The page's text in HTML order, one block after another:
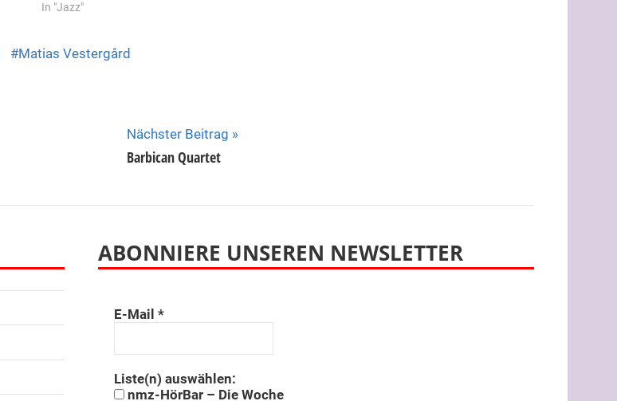
In "Jazz"
Matias Vestergård
Nächster Beitrag
Barbican Quartet
ABONNIERE UNSEREN NEWSLETTER
E-Mail*
Liste(n) auswählen:
nmz-HörBar – Die Woche